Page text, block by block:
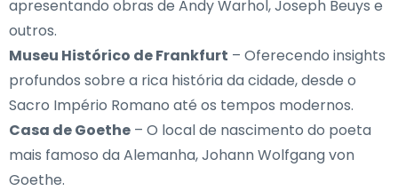
apresentando obras de Andy Warhol, Joseph Beuys e
outros.
Museu Histórico de Frankfurt – Oferecendo insights
profundos sobre a rica história da cidade, desde o
Sacro Império Romano até os tempos modernos.
Casa de Goethe – O local de nascimento do poeta
mais famoso da Alemanha, Johann Wolfgang von
Goethe.